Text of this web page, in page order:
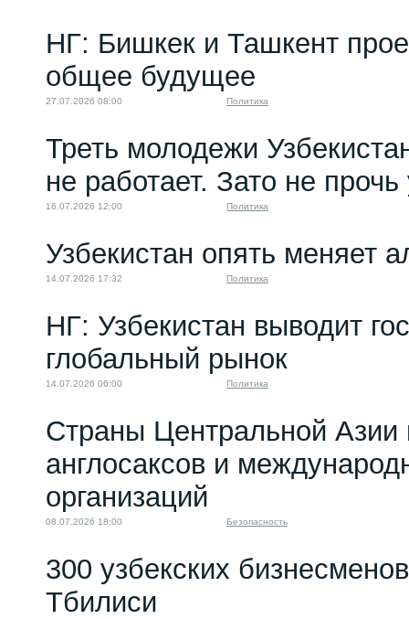
НГ: Бишкек и Ташкент
общее будущее
27.07.2026 08:00 Политика
Треть молодежи
не работает. Зато не
16.07.2026 12:00 Политика
Узбекистан опять меняет
14.07.2026 17:32 Политика
НГ: Узбекистан выводит
глобальный рынок
14.07.2026 06:00 Политика
Страны Центральной Азии
англосаксов и
организаций
08.07.2026 18:00 Безопасность
300 узбекских
Тбилиси